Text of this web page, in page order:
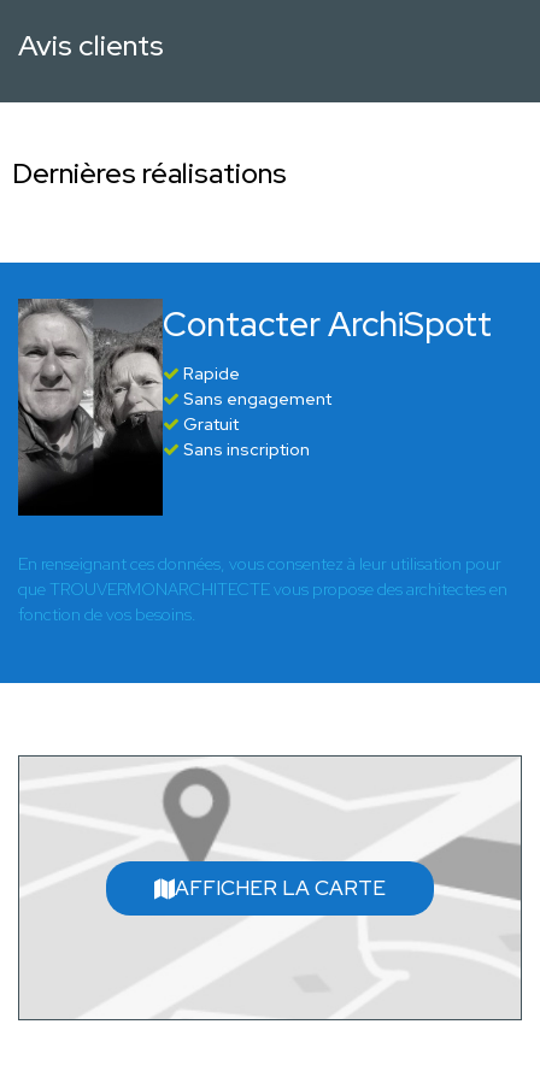
Avis clients
Dernières réalisations
Contacter ArchiSpott
Rapide
Sans engagement
Gratuit
Sans inscription
En renseignant ces données, vous consentez à leur utilisation pour
que TROUVERMONARCHITECTE vous propose des architectes en
fonction de vos besoins.
AFFICHER LA CARTE